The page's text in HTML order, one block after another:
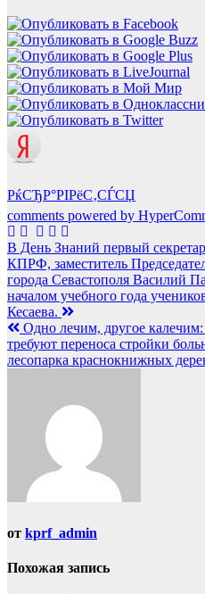
РќСЂР°РІРёС‚СЃСЏ
comments powered by
Навигация
по
записям
В День Знаний первый
КПРФ, заместитель
города Севастополя Василий
началом учебного года
Кесаева.
Одно лечим, другое калечим:
требуют переноса стройки
лесопарка краснокнижных
от kprf_admin
Похожая запись